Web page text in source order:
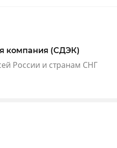
компания (СДЭК)
России и странам СНГ